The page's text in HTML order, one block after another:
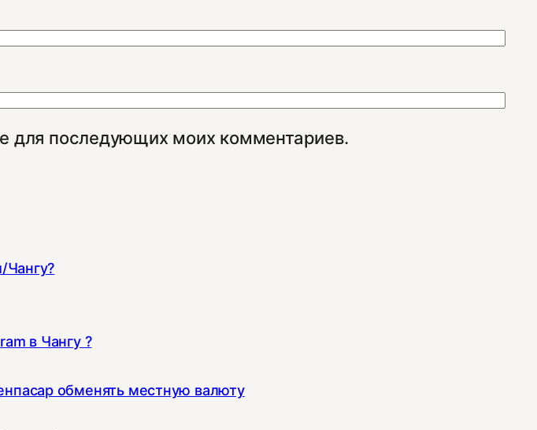
для последующих моих комментариев.
Чангу?
в Чангу ?
обменять местную валюту